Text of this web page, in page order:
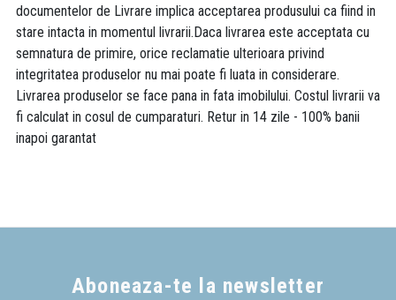
documentelor de Livrare implica acceptarea produsului ca fiind in
stare intacta in momentul livrarii.Daca livrarea este acceptata cu
semnatura de primire, orice reclamatie ulterioara privind
integritatea produselor nu mai poate fi luata in considerare.
Livrarea produselor se face pana in fata imobilului. Costul livrarii va
fi calculat in cosul de cumparaturi. Retur in 14 zile - 100% banii
inapoi garantat
Aboneaza-te la newsletter